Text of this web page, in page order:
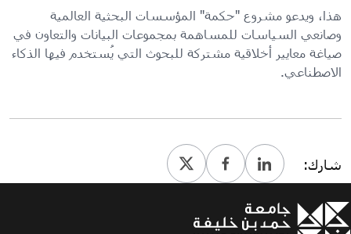
هذا، ويدعو مشروع "حكمة" المؤسسات البحثية العالمية
وصانعي السياسات للمساهمة بمجموعات البيانات والتعاون في
صياغة معايير أخلاقية مشتركة للبحوث التي يُستخدم فيها الذكاء
الاصطناعي.
شارك: